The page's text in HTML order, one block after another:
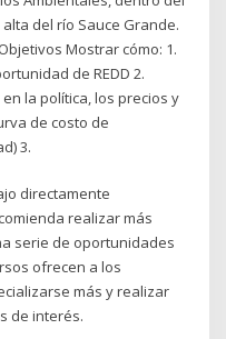
del río Sauce Grande.
Mostrar cómo: 1.
de REDD 2.
la política, los precios y
de costo de
3.
directamente
realizar más
serie de oportunidades
ofrecen a los
más y realizar
de interés.